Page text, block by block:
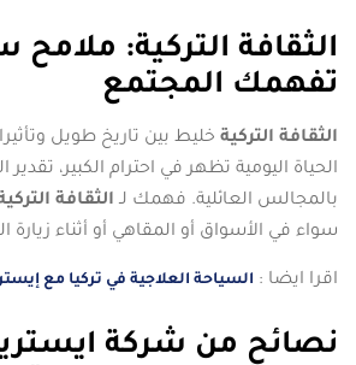
الثقافة التركية: ملامح
تفهمك المجتمع
الثقافة التركية خليط بين تاريخ طويل
الحياة اليومية تظهر في احترام الكبير،
بالمجالس العائلية. فهمك لـ الثقافة
سواء في الأسواق أو المقاهي أو أثناء زيارة
اقرا ايضا : السياحة العلاجية في تركيا مع
نصائح من شركة